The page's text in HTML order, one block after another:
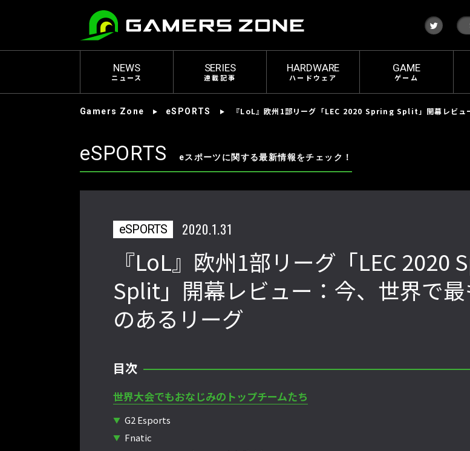
t
w
i
t
NEWS
ニュース
SERIES
連載記事
HARDWARE
ハードウェア
GAME
ゲーム
Gamers Zone eSPORTS 『LoL』欧州1部リーグ「LEC 2020 Spring Split」開幕レビュ
eSPORTS eスポーツに関する最新情報をチェック！
eSPORTS 2020.1.31
『LoL』欧州1部リーグ「LEC 2020
Split」開幕レビュー：今、世界で
のあるリーグ
目次
世界大会でもおなじみのトップチームたち
G2 Esports
Fnatic
のプロ格闘ゲーマーのゲン
『ストV』PS4版とPC版は別のゲーム
性！ 大会での向き合い方を真剣に考
ーマーのゲンバから！ 第51回】